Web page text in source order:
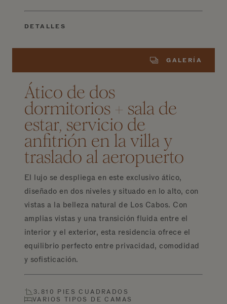
DETALLES
GALERÍA
Ático de dos
dormitorios + sala de
estar, servicio de
anfitrión en la villa y
traslado al aeropuerto
El lujo se despliega en este exclusivo ático,
diseñado en dos niveles y situado en lo alto, con
vistas a la belleza natural de Los Cabos. Con
amplias vistas y una transición fluida entre el
interior y el exterior, esta residencia ofrece el
equilibrio perfecto entre privacidad, comodidad
y sofisticación.
3.810 PIES CUADRADOS
VARIOS TIPOS DE CAMAS